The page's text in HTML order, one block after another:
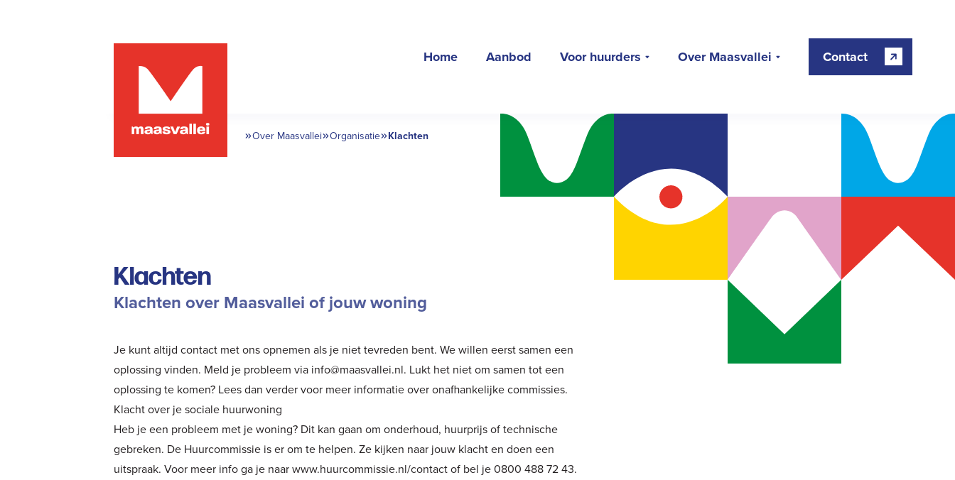
Home Aanbod Voor huurders Over Maasvallei Contact
Klachten
Klachten over Maasvallei of jouw woning
Over Maasvallei Organisatie Klachten
Je kunt altijd contact met ons opnemen als je niet tevreden bent. We willen eerst samen een
oplossing vinden. Meld je probleem via info@maasvallei.nl. Lukt het niet om samen tot een
oplossing te komen? Lees dan verder voor meer informatie over onafhankelijke commissies.
Klacht over je sociale huurwoning
Heb je een probleem met je woning? Dit kan gaan om onderhoud, huurprijs of technische
gebreken. De Huurcommissie is er om te helpen. Ze kijken naar jouw klacht en doen een
uitspraak. Voor meer info ga je naarwww.huurcommissie.nl/contactof bel je 0800 488 72 43.